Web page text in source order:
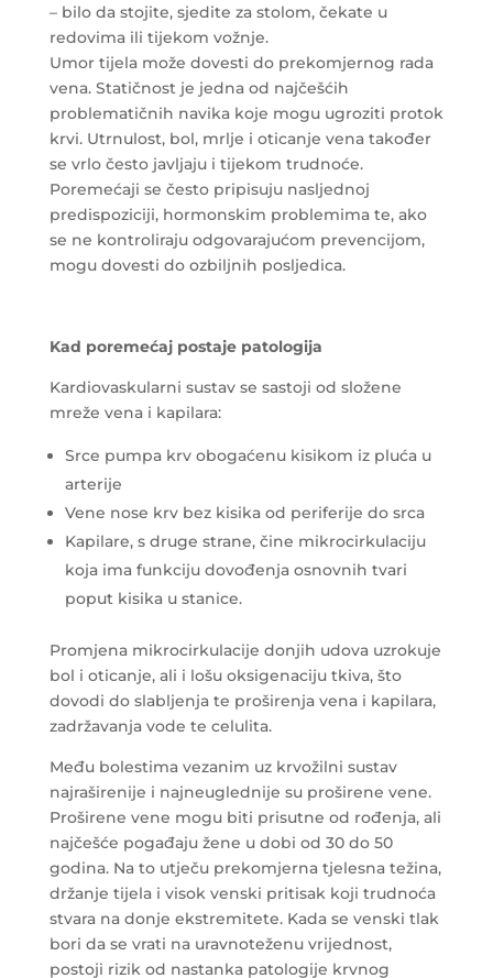
– bilo da stojite, sjedite za stolom, čekate u
redovima ili tijekom vožnje.
Umor tijela može dovesti do prekomjernog rada
vena. Statičnost je jedna od najčešćih
problematičnih navika koje mogu ugroziti protok
krvi. Utrnulost, bol, mrlje i oticanje vena također
se vrlo često javljaju i tijekom trudnoće.
Poremećaji se često pripisuju nasljednoj
predispoziciji, hormonskim problemima te, ako
se ne kontroliraju odgovarajućom prevencijom,
mogu dovesti do ozbiljnih posljedica.
Kad poremećaj postaje patologija
Kardiovaskularni sustav se sastoji od složene
mreže vena i kapilara:
Srce pumpa krv obogaćenu kisikom iz pluća u
arterije
Vene nose krv bez kisika od periferije do srca
Kapilare, s druge strane, čine mikrocirkulaciju
koja ima funkciju dovođenja osnovnih tvari
poput kisika u stanice.
Promjena mikrocirkulacije donjih udova uzrokuje
bol i oticanje, ali i lošu oksigenaciju tkiva, što
dovodi do slabljenja te proširenja vena i kapilara,
zadržavanja vode te celulita.
Među bolestima vezanim uz krvožilni sustav
najraširenije i najneuglednije su proširene vene.
Proširene vene mogu biti prisutne od rođenja, ali
najčešće pogađaju žene u dobi od 30 do 50
godina. Na to utječu prekomjerna tjelesna težina,
držanje tijela i visok venski pritisak koji trudnoća
stvara na donje ekstremitete. Kada se venski tlak
bori da se vrati na uravnoteženu vrijednost,
postoji rizik od nastanka patologije krvnog